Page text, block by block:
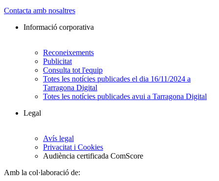
Contacta amb nosaltres
Informació corporativa
Reconeixements
Publicitat
Consulta tot l'equip
Totes les notícies publicades el dia 16/11/2024 a
Tarragona Digital
Totes les notícies publicades avui a Tarragona Digital
Legal
Avís legal
Privacitat i Cookies
Audiència certificada ComScore
Amb la col·laboració de: